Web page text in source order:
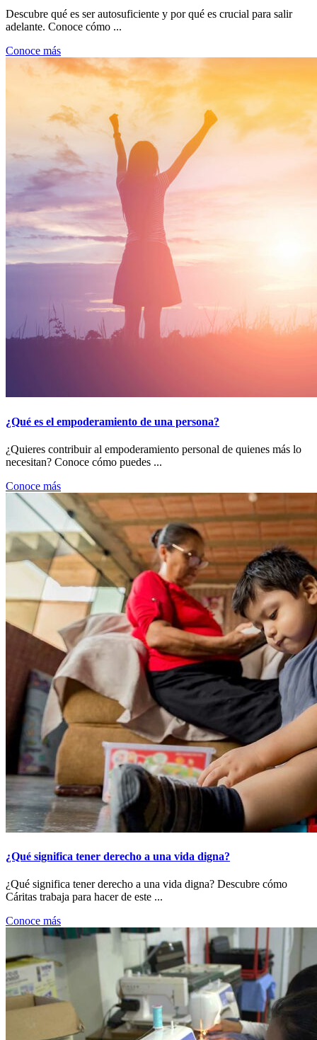
Descubre qué es ser autosuficiente y por qué es crucial para salir
adelante. Conoce cómo ...
Conoce más
¿Qué es el empoderamiento de una persona?
¿Quieres contribuir al empoderamiento personal de quienes más lo
necesitan? Conoce cómo puedes ...
Conoce más
¿Qué significa tener derecho a una vida digna?
¿Qué significa tener derecho a una vida digna? Descubre cómo
Cáritas trabaja para hacer de este ...
Conoce más